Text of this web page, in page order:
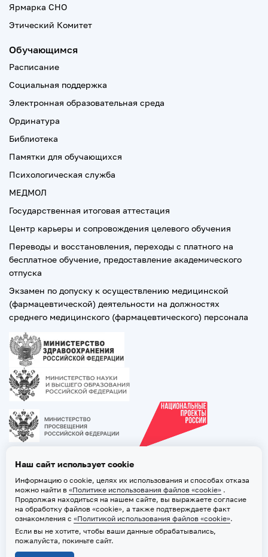
Ярмарка СНО
Этический Комитет
Обучающимся
Расписание
Социальная поддержка
Электронная образовательная среда
Ординатура
Библиотека
Памятки для обучающихся
Психологическая служба
МЕДМОЛ
Государственная итоговая аттестация
Центр карьеры и сопровождения целевого обучения
Переводы и восстановления, переходы с платного на
бесплатное обучение, предоставление академического
отпуска
Экзамен по допуску к осуществлению медицинской
(фармацевтической) деятельности на должностях
среднего медицинского (фармацевтического) персонала
2026 © ТВГМУ. Все права защищены
Политика обработки персональных данных
Наш сайт использует cookie
Информацию о cookie, целях их использования и способах отказа
можно найти в «Политике использования файлов «cookie» .
Продолжая находиться на нашем сайте, вы выражаете согласие
на обработку файлов «cookie», а также подтверждаете факт
ознакомления с «Политикой использования файлов «cookie».
Если вы не хотите, чтобы ваши данные обрабатывались,
пожалуйста, покиньте сайт.